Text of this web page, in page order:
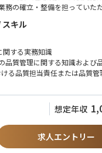
品投入、商品供給力強化、新
より事業成長を目指す。
はなく人の繋がりを大事にで
画管理を行えコミュニケーシ
し、行動力のある人材
語・ソフト・装置/機器等
、Powerpoint、Outlookなど
IMDS、BOMcheck、IPC-
務の確立・整備を担っていた
門責任者として、原材料試験
、安定性試験等を含む試験活
スキル
関する実務知識
品質管理に関する知識および
ける品質担当責任または品質
、試薬等、試験記録、試験結
解
者（設計会社、施工会社、設
、技術供与等）との調整・折
たは試験関連チームにおける
課題を整理し、関係者を巻き
想定年収
求人エントリー